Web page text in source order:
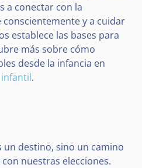
a conectar con la
y a cuidar
establece las bases para
más sobre cómo
desde la infancia en
.
un destino, sino un camino
nuestras elecciones.